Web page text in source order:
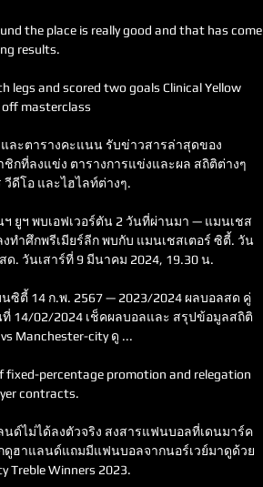
the place is really good and that has come
results.
legs and scored two goals Clinical Yellow
off masterclass
ละตารางคะแนน รับข่าวสารล่าสุดของ
ชิกที่ลงแข่ง ตารางการแข่งและผล สถิติต่างๆ
ดีโอ และไฮไลท์ต่างๆ.
ยูฯ พบเอฟเวอร์ตัน 2 วันที่ผ่านมา — แมนเชส
ทำศึกพรีเมียร์ลีก พบกับ แมนเชสเตอร์ ซิตี้. วัน
. วันเสาร์ที่ 9 มีนาคม 2024, 19.30 น.
ซิตี้ 14 ก.พ. 2567 — 2023/2024 ผลบอลสด คู่
14/02/2024 เช็คผลบอลและ สรุปข้อมูลสถิติ
Manchester-city ดู ...
fixed-percentage promotion and relegation
contracts.
นด์ไม่ได้ลงตัวจริง สงสารแฟนบอลที่เดนมาร์ค
ฮาแลนด์แถมมีแฟนบอลจากนอร์เวย์มาดูด้วย
Treble Winners 2023.